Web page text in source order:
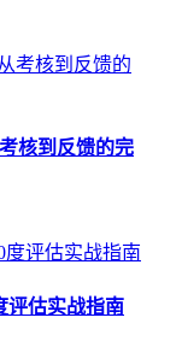
核到反馈的完
评估实战指南